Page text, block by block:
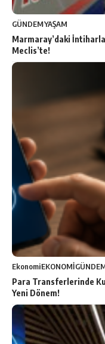
GÜNDEMYAŞAM
Marmaray’daki
Meclis’te!
EkonomiEKONOMİ
Para Transferlerinde
Yeni Dönem!